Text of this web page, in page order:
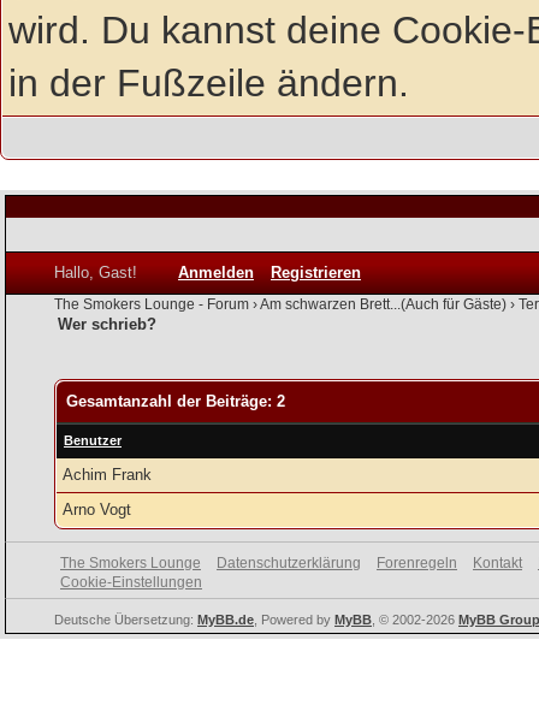
wird. Du kannst deine
in der Fußzeile ändern.
Hallo, Gast! Anmelden Registrieren
The Smokers Lounge - Forum ›Am schwarzen Brett...(Auch für Gäste) ›
Wer schrieb?
Gesamtanzahl der Beiträge: 2
Benutzer
Achim Frank
Arno Vogt
The Smokers Lounge Datenschutzerklärung Forenregeln Kontakt
Cookie-Einstellungen
Deutsche Übersetzung: MyBB.de , Powered by MyBB , © 2002-2026 MyBB Group